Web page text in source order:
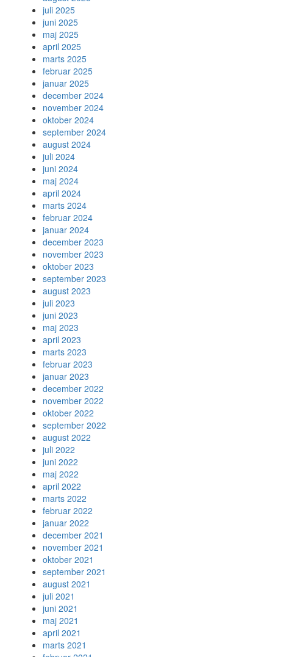
juli 2025
juni 2025
maj 2025
april 2025
marts 2025
februar 2025
januar 2025
december 2024
november 2024
oktober 2024
september 2024
august 2024
juli 2024
juni 2024
maj 2024
april 2024
marts 2024
februar 2024
januar 2024
december 2023
november 2023
oktober 2023
september 2023
august 2023
juli 2023
juni 2023
maj 2023
april 2023
marts 2023
februar 2023
januar 2023
december 2022
november 2022
oktober 2022
september 2022
august 2022
juli 2022
juni 2022
maj 2022
april 2022
marts 2022
februar 2022
januar 2022
december 2021
november 2021
oktober 2021
september 2021
august 2021
juli 2021
juni 2021
maj 2021
april 2021
marts 2021